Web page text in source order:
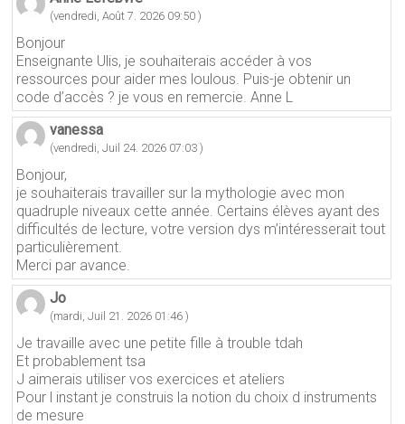
(vendredi, Août 7. 2026 09:50 )
Bonjour
Enseignante Ulis, je souhaiterais accéder à vos
ressources pour aider mes loulous. Puis-je obtenir un
code d’accès ? je vous en remercie. Anne L
vanessa
(vendredi, Juil 24. 2026 07:03 )
Bonjour,
je souhaiterais travailler sur la mythologie avec mon
quadruple niveaux cette année. Certains élèves ayant des
difficultés de lecture, votre version dys m’intéresserait tout
particulièrement.
Merci par avance.
Jo
(mardi, Juil 21. 2026 01:46 )
Je travaille avec une petite fille à trouble tdah
Et probablement tsa
J aimerais utiliser vos exercices et ateliers
Pour l instant je construis la notion du choix d instruments
de mesure